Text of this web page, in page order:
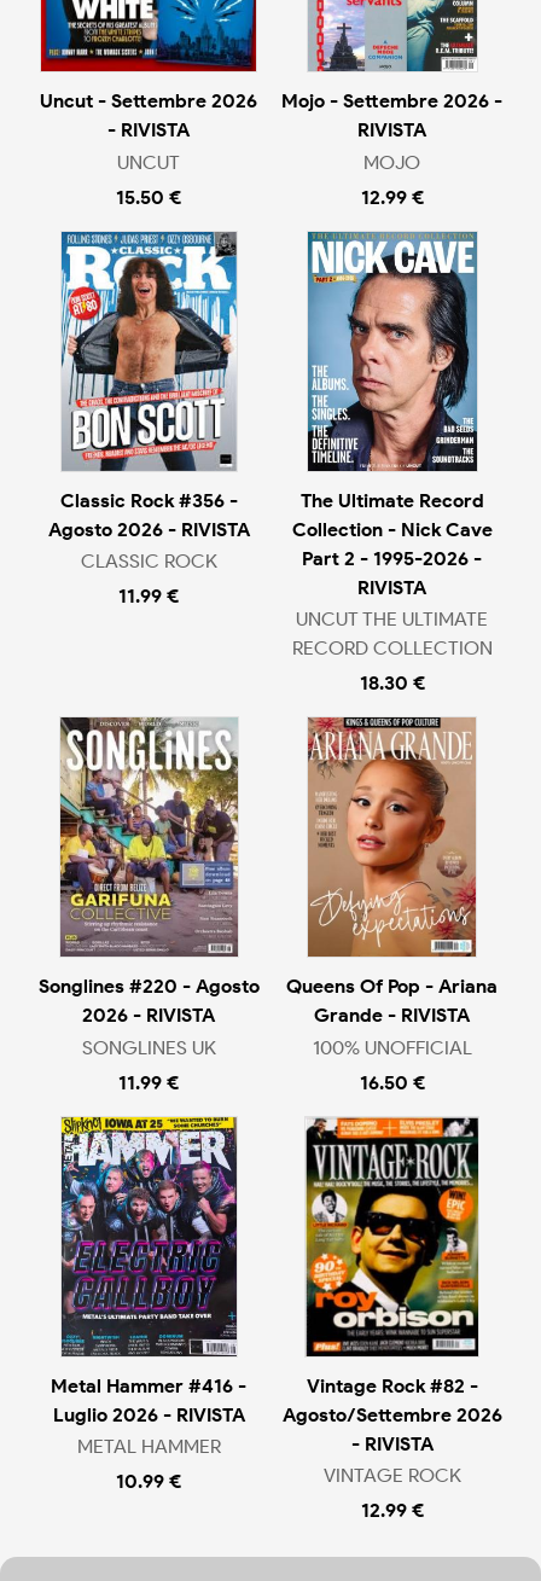
Uncut - Settembre 2026
- RIVISTA
UNCUT
15.50 €
Mojo - Settembre 2026 -
RIVISTA
MOJO
12.99 €
Classic Rock #356 -
Agosto 2026 - RIVISTA
CLASSIC ROCK
11.99 €
The Ultimate Record
Collection - Nick Cave
Part 2 - 1995-2026 -
RIVISTA
UNCUT THE ULTIMATE
RECORD COLLECTION
18.30 €
Songlines #220 - Agosto
2026 - RIVISTA
SONGLINES UK
11.99 €
Queens Of Pop - Ariana
Grande - RIVISTA
100% UNOFFICIAL
16.50 €
Metal Hammer #416 -
Luglio 2026 - RIVISTA
METAL HAMMER
10.99 €
Vintage Rock #82 -
Agosto/Settembre 2026
- RIVISTA
VINTAGE ROCK
12.99 €